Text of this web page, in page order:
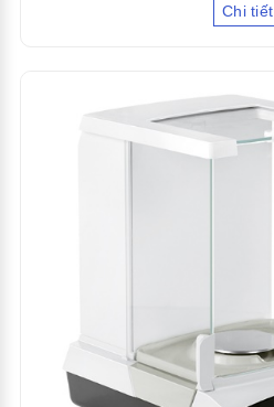
Chi tiết